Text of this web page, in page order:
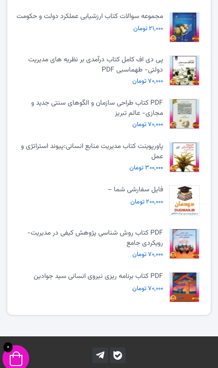
مجموعه سوالات کتاب ارزشیابی عملکرد دولت و حکومت
۲۱,۰۰۰ تومان
پی دی اف کامل کتاب درآمدی بر نظریه های مدیریت
دولتی- طهماسبی PDF
۷۰,۰۰۰ تومان
PDF کتاب طراحی سازمان و الگوهای سنتی جدید و
مجازی- عالم تبریز
۷۰,۰۰۰ تومان
پاورپوینت کتاب مدیریت منابع انسانی:پیوند استراتژی و
عمل
۳۰۰,۰۰۰ تومان
فایل سفارشی شما –
۲۰۰,۰۰۰ تومان
PDF کتاب روش شناسی پژوهش کیفی در مدیریت-
رویکردی جامع
۷۰,۰۰۰ تومان
PDF کتاب برنامه ریزی نیروی انسانی سید جوادین
۷۰,۰۰۰ تومان
0